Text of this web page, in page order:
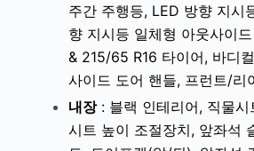
주간 주행등, LED 방향 지시
향 지시등 일체형 아웃사이
& 215/65 R16 타이어, 바디
사이드 도어 핸들, 프런트/리
내장: 블랙 인테리어, 직물
시트 높이 조절장치, 앞좌석